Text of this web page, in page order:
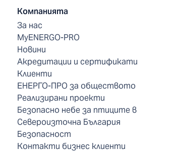
Компанията
За нас
MyENERGO-PRO
Новини
Акредитации и сертификати
Клиенти
ЕНЕРГО-ПРО за обществото
Реализирани проекти
Безопасно небе за птиците в
Североизточна България
Безопасност
Контакти бизнес клиенти